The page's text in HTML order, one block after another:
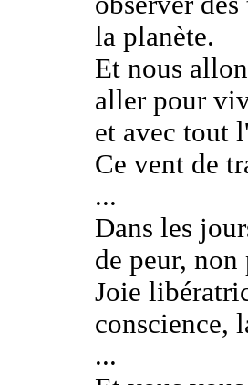
la planète.
Et nous
aller pour
et avec tout
Ce vent de
...
Dans les
de peur,
Joie
conscience,
...